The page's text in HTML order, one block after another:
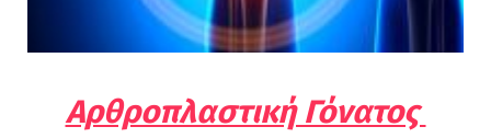
Αρθροπλαστική Γόνατος